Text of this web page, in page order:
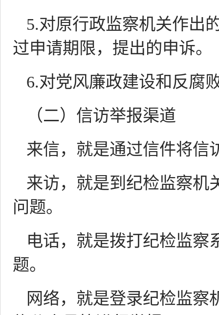
5.对原行政监察机关作出
过申请期限，提出的申诉。
6.对党风廉政建设和反腐
（二）信访举报渠道
来信，就是通过信件将信
来访，就是到纪检监察机
问题。
电话，就是拨打纪检监察
题。
网络，就是登录纪检监察